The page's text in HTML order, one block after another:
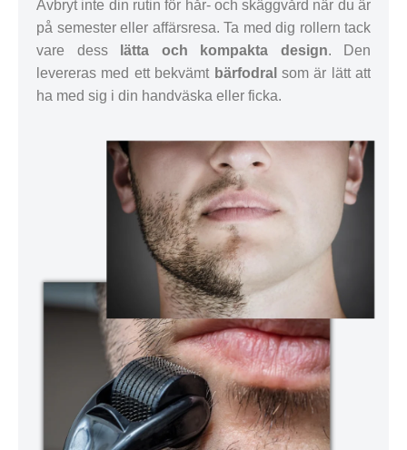
Avbryt inte din rutin för hår- och skäggvård när du är
på semester eller affärsresa. Ta med dig rollern tack
vare dess
lätta och kompakta design. Den
levereras med ett bekvämt bärfodral som är lätt att
ha med sig i din handväska eller ficka.